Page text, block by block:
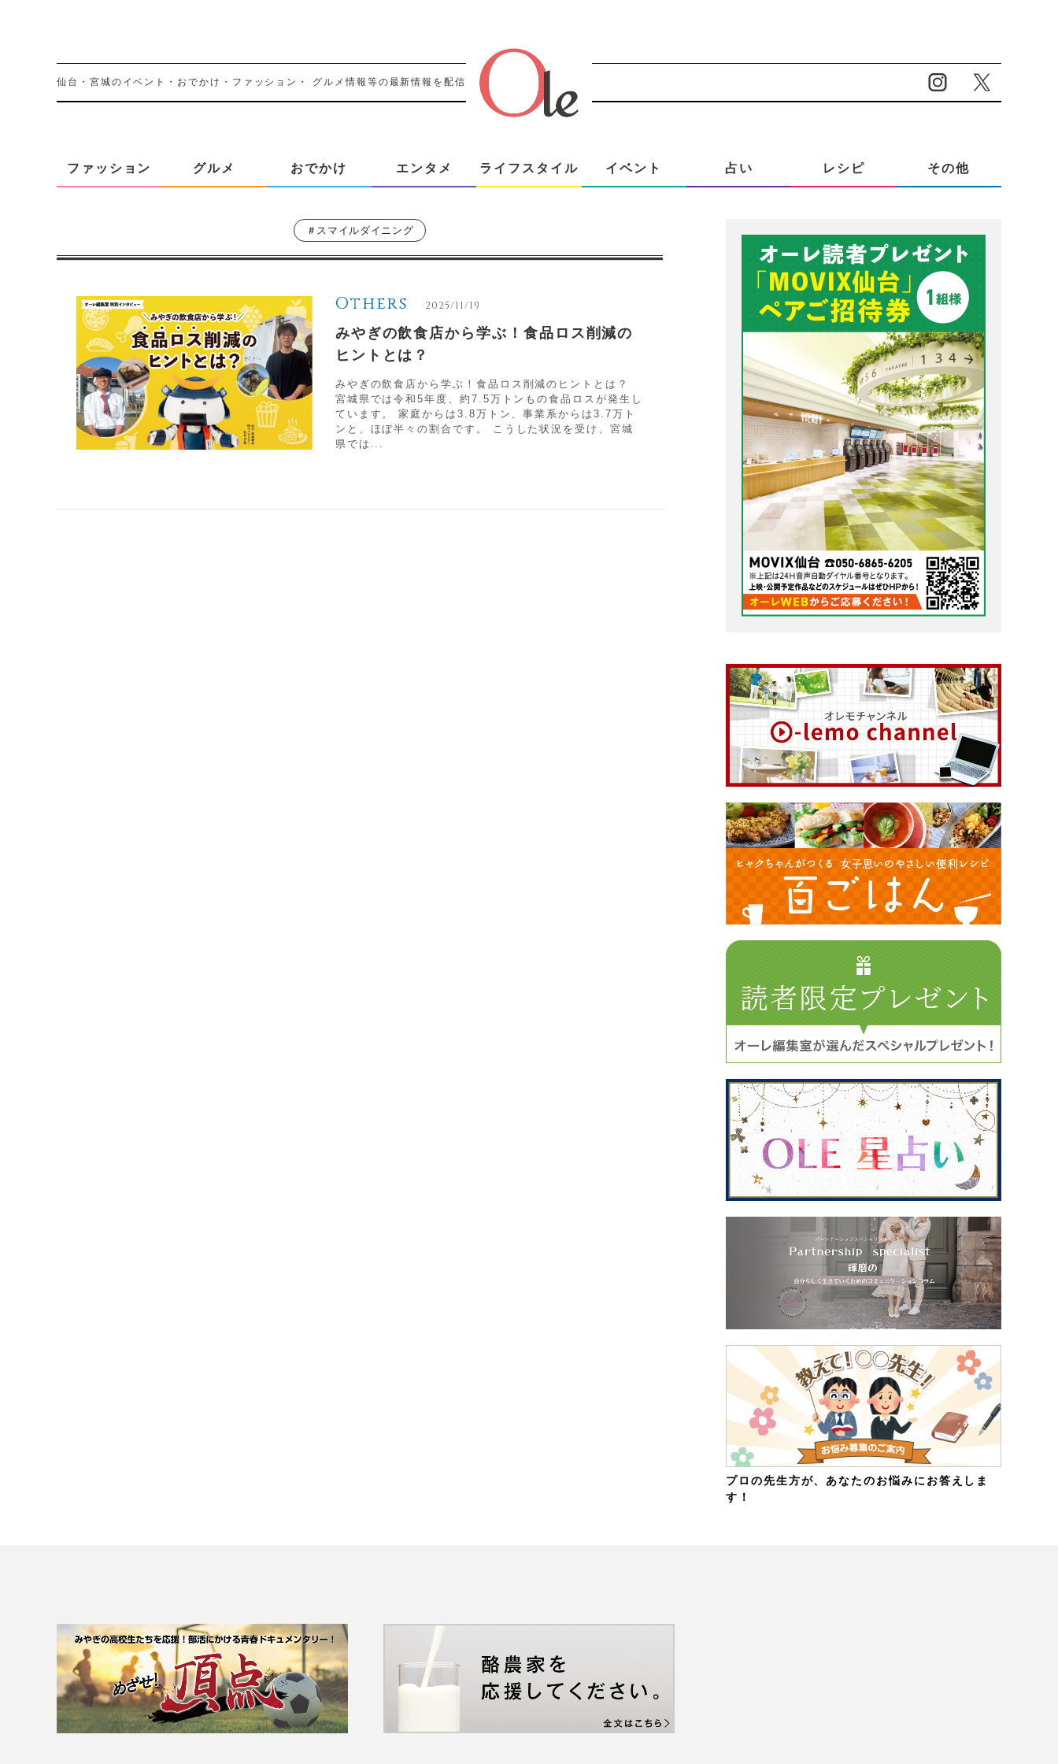
仙台・宮城のイベント・おでかけ・ファッション・ グルメ情報等の最新情報を配信！！
ファッション グルメ おでかけ エンタメ ライフスタイル イベント 占い レシピ その他
＃スマイルダイニング
Others 2025/11/19
みやぎの飲食店から学ぶ！食品ロス削減の
ヒントとは？
みやぎの飲食店から学ぶ！食品ロス削減のヒントとは？
宮城県では令和5年度、約7.5万トンもの食品ロスが発生し
ています。 家庭からは3.8万トン、事業系からは3.7万ト
ンと、ほぼ半々の割合です。 こうした状況を受け、宮城
県では...
プロの先生方が、あなたのお悩みにお答えしま
す！